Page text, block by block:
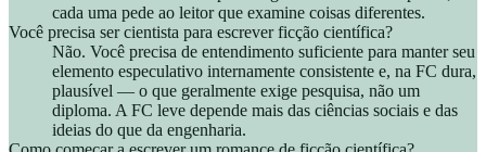
cada uma pede ao leitor que examine coisas diferentes.
Você precisa ser cientista para escrever ficção científica?
Não. Você precisa de entendimento suficiente para manter seu
elemento especulativo internamente consistente e, na FC dura,
plausível — o que geralmente exige pesquisa, não um
diploma. A FC leve depende mais das ciências sociais e das
ideias do que da engenharia.